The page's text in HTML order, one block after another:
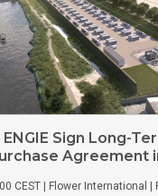
Sign Long-
Agreement
CEST Flower International